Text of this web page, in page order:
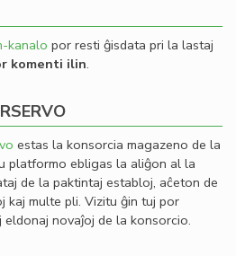
kanalo por resti ĝisdata pri la lastaj
komenti ilin.
estas la konsorcia magazeno de la
platformo ebligas la aliĝon al la
de la paktintaj establoj, aĉeton de
kaj multe pli. Vizitu ĝin tuj por
novaĵoj de la konsorcio.